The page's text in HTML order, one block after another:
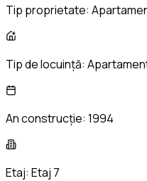
Tip proprietate:
Tip de locuință:
An construcție: 1994
Etaj: Etaj 7